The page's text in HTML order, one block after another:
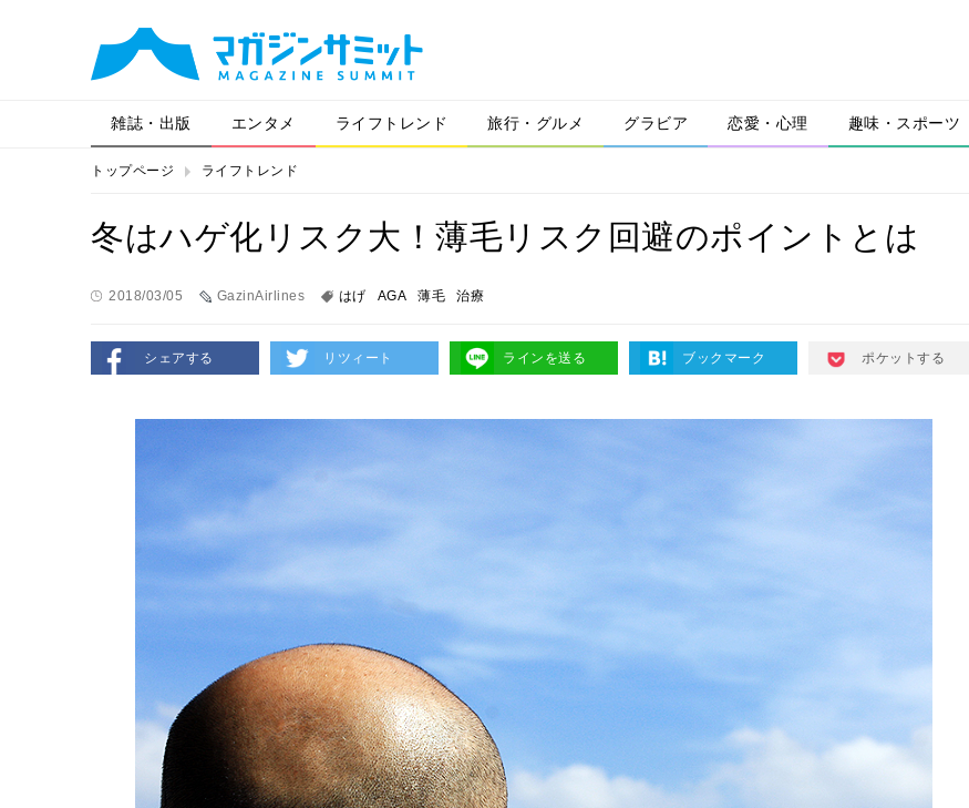
雑誌・出版 エンタメ ライフトレンド 旅行・グルメ グラビア 恋愛・心理 趣味・スポーツ
トップページ ライフトレンド
冬はハゲ化リスク大！薄毛リスク回避のポイントとは
2018/03/05 GazinAirlines はげ AGA 薄毛 治療
シェアする リツィート ラインを送る ブックマーク ポケットする